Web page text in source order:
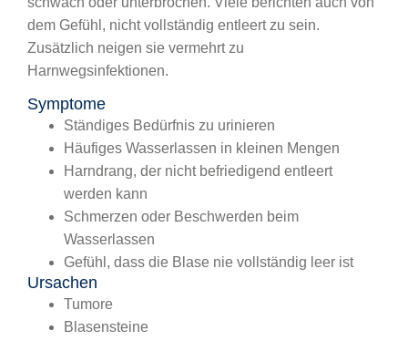
dem Gefühl, nicht vollständig entleert zu sein.
Zusätzlich neigen sie vermehrt zu
Harnwegsinfektionen.
Symptome
Ständiges Bedürfnis zu urinieren
Häufiges Wasserlassen in kleinen Mengen
Harndrang, der nicht befriedigend entleert
werden kann
Schmerzen oder Beschwerden beim
Wasserlassen
Gefühl, dass die Blase nie vollständig leer ist
Ursachen
Tumore
Blasensteine